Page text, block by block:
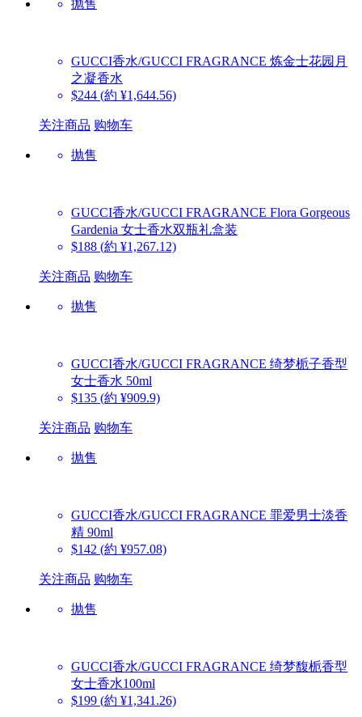
抛售
GUCCI香水/GUCCI FRAGRANCE 炼金士花园月
之凝香水
$244 (約 ¥1,644.56)
关注商品 购物车
抛售
GUCCI香水/GUCCI FRAGRANCE Flora Gorgeous
Gardenia 女士香水双瓶礼盒装
$188 (約 ¥1,267.12)
关注商品 购物车
抛售
GUCCI香水/GUCCI FRAGRANCE 绮梦栀子香型
女士香水 50ml
$135 (約 ¥909.9)
关注商品 购物车
抛售
GUCCI香水/GUCCI FRAGRANCE 罪爱男士淡香
精 90ml
$142 (約 ¥957.08)
关注商品 购物车
抛售
GUCCI香水/GUCCI FRAGRANCE 绮梦馥栀香型
女士香水100ml
$199 (約 ¥1,341.26)